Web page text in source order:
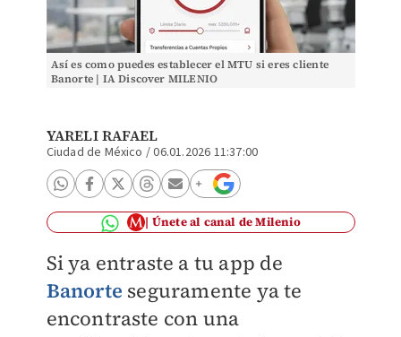
Así es como puedes establecer el MTU si eres cliente
Banorte | IA Discover MILENIO
YARELI RAFAEL
Ciudad de México /06.01.2026 11:37:00
Únete al canal de Milenio
Si ya entraste a tu app de
Banorte seguramente ya te
encontraste con una